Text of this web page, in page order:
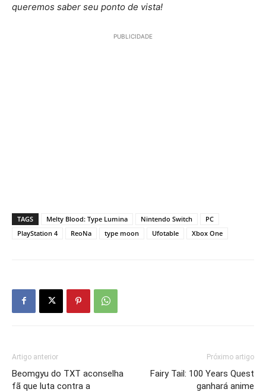
queremos saber seu ponto de vista!
PUBLICIDADE
TAGS Melty Blood: Type Lumina Nintendo Switch
PC
PlayStation 4
ReoNa type moon Ufotable Xbox One
Artigo anterior
Beomgyu do TXT aconselha
fã que luta contra a
Próximo artigo
Fairy Tail: 100 Years Quest
ganhará anime